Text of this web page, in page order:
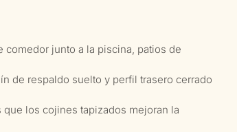
comedor junto a la piscina, patios de
de respaldo suelto y perfil trasero cerrado
los cojines tapizados mejoran la